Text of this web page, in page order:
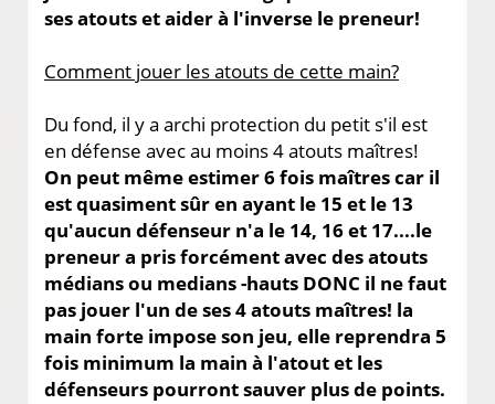
ses atouts et aider à l'inverse le preneur!
Comment jouer les atouts de cette main?
Du fond, il y a archi protection du petit s'il est
en défense avec au moins 4 atouts maîtres!
On peut même estimer 6 fois maîtres car il
est quasiment sûr en ayant le 15 et le 13
qu'aucun défenseur n'a le 14, 16 et 17....le
preneur a pris forcément avec des atouts
médians ou medians -hauts DONC il ne faut
pas jouer l'un de ses 4 atouts maîtres! la
main forte impose son jeu, elle reprendra 5
fois minimum la main à l'atout et les
défenseurs pourront sauver plus de points.